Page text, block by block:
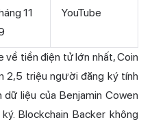
11
YouTube
về tiền điện tử lớn nhất, Coin
2,5 triệu người đăng ký tính
liệu của Benjamin Cowen
Blockchain Backer không